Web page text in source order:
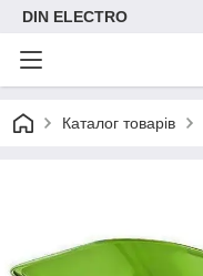
DIN ELECTRO
Каталог товарів